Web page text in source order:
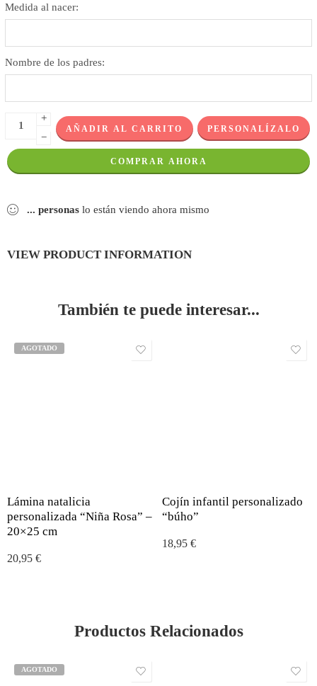
Medida al nacer:
Nombre de los padres:
+
−
AÑADIR AL CARRITO PERSONALÍZALO
COMPRAR AHORA
... personas lo están viendo ahora mismo
VIEW PRODUCT INFORMATION
También te puede interesar...
AGOTADO
Lámina natalicia
personalizada “Niña Rosa” –
20×25 cm
20,95 €
Cojín infantil personalizado
“búho”
18,95 €
Productos Relacionados
AGOTADO